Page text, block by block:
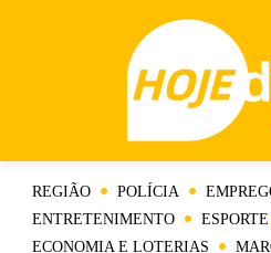
REGIÃO POLÍCIA
ENTRETENIMENTO
ESPORTE
ECONOMIA E LOTERIAS